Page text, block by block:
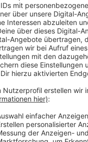
Jeder
dreht
eigenes
Anzeige